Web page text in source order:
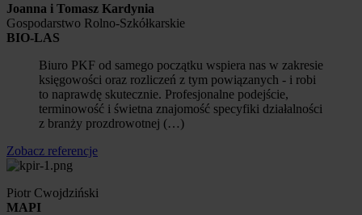
Joanna i Tomasz Kardynia
Gospodarstwo Rolno-Szkółkarskie
BIO-LAS
Biuro PKF od samego początku wspiera nas w zakresie
księgowości oraz rozliczeń z tym powiązanych - i robi
to naprawdę skutecznie. Profesjonalne podejście,
terminowość i świetna znajomość specyfiki działalności
z branży prozdrowotnej (…)
Zobacz referencje
Piotr Cwojdziński
MAPI